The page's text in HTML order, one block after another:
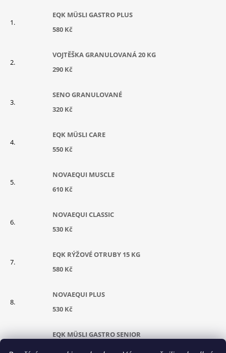
EQK MÜSLI GASTRO PLUS
580 Kč
VOJTĚŠKA GRANULOVANÁ 20 KG
290 Kč
SENO GRANULOVANÉ
320 Kč
EQK MÜSLI CARE
550 Kč
NOVAEQUI MUSCLE
610 Kč
NOVAEQUI CLASSIC
530 Kč
EQK RÝŽOVÉ OTRUBY 15 KG
580 Kč
NOVAEQUI PLUS
530 Kč
EQK MÜSLI GASTRO SENIOR
630 Kč